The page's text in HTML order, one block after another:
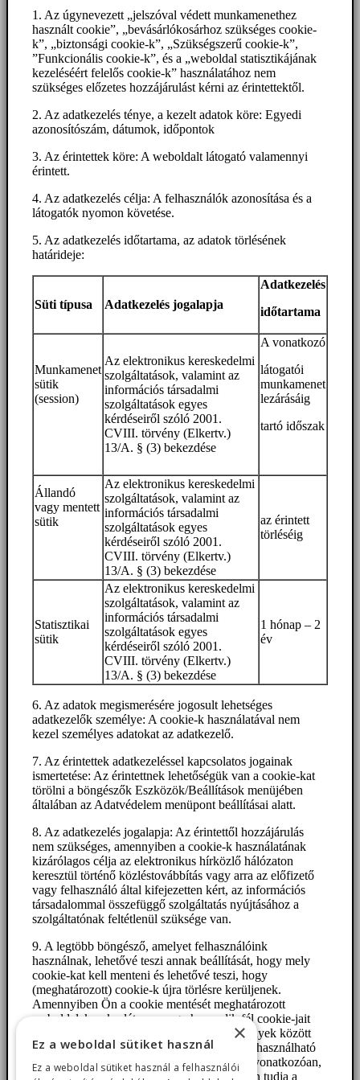
1. Az úgynevezett „jelszóval védett munkamenethez
használt cookie”, „bevásárlókosárhoz szükséges cookie-
k”, „biztonsági cookie-k”, „Szükségszerű cookie-k”,
”Funkcionális cookie-k”, és a „weboldal statisztikájának
kezeléséért felelős cookie-k” használatához nem
szükséges előzetes hozzájárulást kérni az érintettektől.
2. Az adatkezelés ténye, a kezelt adatok köre: Egyedi
azonosítószám, dátumok, időpontok
3. Az érintettek köre: A weboldalt látogató valamennyi
érintett.
4. Az adatkezelés célja: A felhasználók azonosítása és a
látogatók nyomon követése.
5. Az adatkezelés időtartama, az adatok törlésének
határideje:
Süti típusa Adatkezelés jogalapja
Adatkezelés
időtartama
Munkamenet
sütik
(session)
Az elektronikus kereskedelmi
szolgáltatások, valamint az
információs társadalmi
szolgáltatások egyes
kérdéseiről szóló 2001.
CVIII. törvény (Elkertv.)
13/A. § (3) bekezdése
A vonatkozó
látogatói
munkamenet
lezárásáig
tartó időszak
Állandó
vagy mentett
sütik
Az elektronikus kereskedelmi
szolgáltatások, valamint az
információs társadalmi
szolgáltatások egyes
kérdéseiről szóló 2001.
CVIII. törvény (Elkertv.)
13/A. § (3) bekezdése
az érintett
törléséig
Statisztikai
sütik
Az elektronikus kereskedelmi
szolgáltatások, valamint az
információs társadalmi
szolgáltatások egyes
kérdéseiről szóló 2001.
CVIII. törvény (Elkertv.)
13/A. § (3) bekezdése
1 hónap – 2
év
6. Az adatok megismerésére jogosult lehetséges
adatkezelők személye: A cookie-k használatával nem
kezel személyes adatokat az adatkezelő.
7. Az érintettek adatkezeléssel kapcsolatos jogainak
ismertetése: Az érintettnek lehetőségük van a cookie-kat
törölni a böngészők Eszközök/Beállítások menüjében
általában az Adatvédelem menüpont beállításai alatt.
8. Az adatkezelés jogalapja: Az érintettől hozzájárulás
nem szükséges, amennyiben a cookie-k használatának
kizárólagos célja az elektronikus hírközlő hálózaton
keresztül történő közléstovábbítás vagy arra az előfizető
vagy felhasználó által kifejezetten kért, az információs
társadalommal összefüggő szolgáltatás nyújtásához a
szolgáltatónak feltétlenül szüksége van.
9. A legtöbb böngésző, amelyet felhasználóink
használnak, lehetővé teszi annak beállítását, hogy mely
cookie-kat kell menteni és lehetővé teszi, hogy
(meghatározott) cookie-k újra törlésre kerüljenek.
Amennyiben Ön a cookie mentését meghatározott
weboldalakon korlátozza vagy harmadik fél cookie-jait
nem engedélyezi, úgy ez bizonyos körülmények között
oda vezethet, hogy weboldalunk többé nem használható
teljes egészében. Itt talál információkat arra vonatkozóan,
hogy a szokásos böngészők esetében hogyan tudja a
×
Ez a weboldal sütiket használ
Ez a weboldal sütiket használ a felhasználói